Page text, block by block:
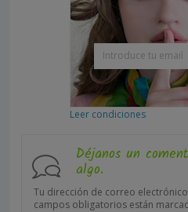
Leer condiciones
Déjanos un
algo.
Tu dirección de correo
campos obligatorios están